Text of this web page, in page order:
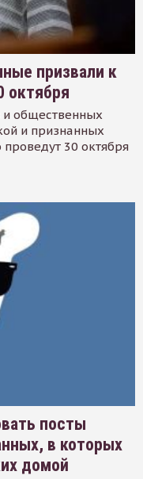
призвали к
октября
и общественных
и признанных
30 октября
посты
в которых
домой